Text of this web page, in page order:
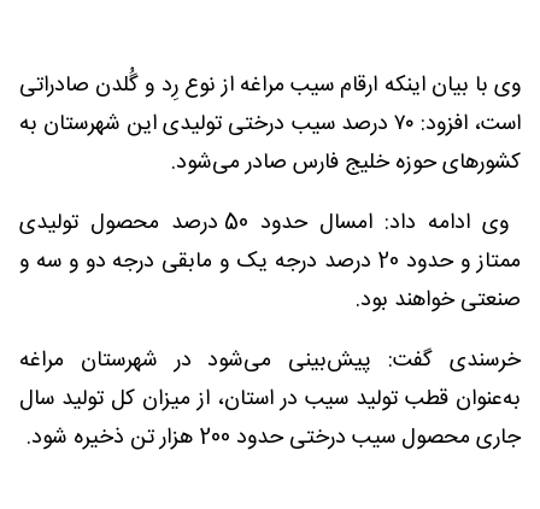
وی با بیان اینکه ارقام سیب مراغه از نوع رِد و گُلدن صادراتی
است، افزود: ۷۰ درصد سیب درختی تولیدی این شهرستان به
کشور‌های حوزه خلیج فارس صادر می‌شود.
وی ادامه داد: امسال حدود 50 درصد محصول تولیدی
ممتاز و حدود 20 درصد درجه یک و مابقی درجه دو و سه و
صنعتی خواهند بود.
خرسندی گفت: پیش‌بینی می‌شود در شهرستان مراغه
به‌عنوان قطب تولید سیب در استان، از میزان کل تولید سال
جاری محصول سیب درختی حدود 200 هزار تن ذخیره شود.